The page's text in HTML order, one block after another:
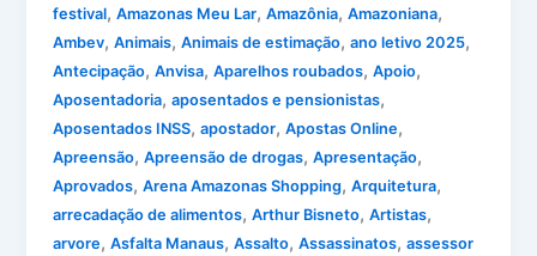
festival,Amazonas Meu Lar,Amazônia,Amazoniana,
Ambev,Animais,Animais de estimação,ano letivo 2025,
Antecipação,Anvisa,Aparelhos roubados,Apoio,
Aposentadoria,aposentados e pensionistas,
Aposentados INSS,apostador,Apostas Online,
Apreensão,Apreensão de drogas,Apresentação,
Aprovados,Arena Amazonas Shopping,Arquitetura,
arrecadação de alimentos,Arthur Bisneto,Artistas,
arvore,Asfalta Manaus,Assalto,Assassinatos,assessor